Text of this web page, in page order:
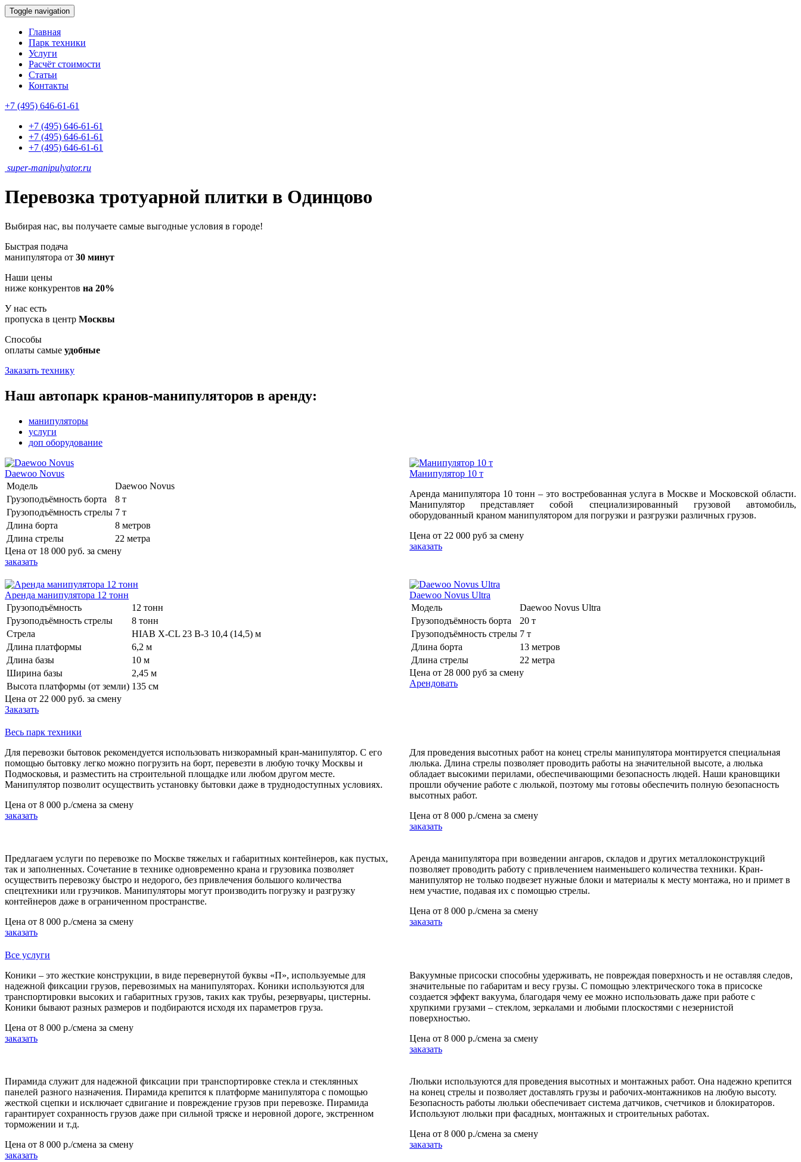
Toggle navigation
Главная
Парк техники
Услуги
Расчёт стоимости
Статьи
Контакты
+7 (495) 646-61-61
+7 (495) 646-61-61
+7 (495) 646-61-61
+7 (495) 646-61-61
super-manipulyator.ru
Перевозка тротуарной плитки в Одинцово
Выбирая нас, вы получаете самые выгодные условия в городе!
Быстрая подача
манипулятора от 30 минут
Наши цены
ниже конкурентов на 20%
У нас есть
пропуска в центр Москвы
Способы
оплаты самые удобные
Заказать технику
Наш автопарк кранов-манипуляторов в аренду:
манипуляторы
услуги
доп оборудование
Daewoo Novus
Модель
Daewoo Novus
Грузоподъёмность борта
8 т
Грузоподъёмность стрелы 7 т
Длина борта
8 метров
Длина стрелы
22 метра
Цена от 18 000 руб. за смену
заказать
Манипулятор 10 т
Аренда манипулятора 10 тонн – это востребованная услуга в Москве и Московской области.
Манипулятор представляет собой специализированный грузовой автомобиль,
оборудованный краном манипулятором для погрузки и разгрузки различных грузов.
Цена от 22 000 руб за смену
заказать
Аренда манипулятора 12 тонн
Грузоподъёмность
12 тонн
Грузоподъёмность стрелы
8 тонн
Стрела
HIAB X-CL 23 B-3 10,4 (14,5) м
Длина платформы
6,2 м
Длина базы
10 м
Ширина базы
2,45 м
Высота платформы (от земли) 135 см
Цена от 22 000 руб. за смену
Заказать
Daewoo Novus Ultra
Модель
Daewoo Novus Ultra
Грузоподъёмность борта
20 т
Грузоподъёмность стрелы 7 т
Длина борта
13 метров
Длина стрелы
22 метра
Цена от 28 000 руб за смену
Арендовать
Весь парк техники
Для перевозки бытовок рекомендуется использовать низкорамный кран-манипулятор. С его
помощью бытовку легко можно погрузить на борт, перевезти в любую точку Москвы и
Подмосковья, и разместить на строительной площадке или любом другом месте.
Манипулятор позволит осуществить установку бытовки даже в труднодоступных условиях.
Цена от 8 000 р./смена за смену
заказать
Для проведения высотных работ на конец стрелы манипулятора монтируется специальная
люлька. Длина стрелы позволяет проводить работы на значительной высоте, а люлька
обладает высокими перилами, обеспечивающими безопасность людей. Наши крановщики
прошли обучение работе с люлькой, поэтому мы готовы обеспечить полную безопасность
высотных работ.
Цена от 8 000 р./смена за смену
заказать
Предлагаем услуги по перевозке по Москве тяжелых и габаритных контейнеров, как пустых,
так и заполненных. Сочетание в технике одновременно крана и грузовика позволяет
осуществить перевозку быстро и недорого, без привлечения большого количества
спецтехники или грузчиков. Манипуляторы могут производить погрузку и разгрузку
контейнеров даже в ограниченном пространстве.
Цена от 8 000 р./смена за смену
заказать
Аренда манипулятора при возведении ангаров, складов и других металлоконструкций
позволяет проводить работу с привлечением наименьшего количества техники. Кран-
манипулятор не только подвезет нужные блоки и материалы к месту монтажа, но и примет в
нем участие, подавая их с помощью стрелы.
Цена от 8 000 р./смена за смену
заказать
Все услуги
Коники – это жесткие конструкции, в виде перевернутой буквы «П», используемые для
надежной фиксации грузов, перевозимых на манипуляторах. Коники используются для
транспортировки высоких и габаритных грузов, таких как трубы, резервуары, цистерны.
Коники бывают разных размеров и подбираются исходя их параметров груза.
Цена от 8 000 р./смена за смену
заказать
Вакуумные присоски способны удерживать, не повреждая поверхность и не оставляя следов,
значительные по габаритам и весу грузы. С помощью электрического тока в присоске
создается эффект вакуума, благодаря чему ее можно использовать даже при работе с
хрупкими грузами – стеклом, зеркалами и любыми плоскостями с незернистой
поверхностью.
Цена от 8 000 р./смена за смену
заказать
Пирамида служит для надежной фиксации при транспортировке стекла и стеклянных
панелей разного назначения. Пирамида крепится к платформе манипулятора с помощью
жесткой сцепки и исключает сдвигание и повреждение грузов при перевозке. Пирамида
гарантирует сохранность грузов даже при сильной тряске и неровной дороге, экстренном
торможении и т.д.
Цена от 8 000 р./смена за смену
заказать
Люльки используются для проведения высотных и монтажных работ. Она надежно крепится
на конец стрелы и позволяет доставлять грузы и рабочих-монтажников на любую высоту.
Безопасность работы люльки обеспечивает система датчиков, счетчиков и блокираторов.
Используют люльки при фасадных, монтажных и строительных работах.
Цена от 8 000 р./смена за смену
заказать